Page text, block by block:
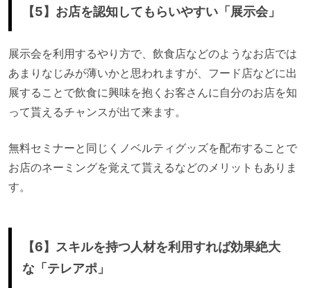
【5】お店を認知してもらいやすい「展示会」
展示会を利用するやり方で、飲食店などのようなお店では
あまりなじみが薄いかと思われますが、フード店などに出
展することで飲食に興味を抱くお客さんに自分のお店を知
って貰えるチャンスが出て来ます。
無料セミナーと同じくノベルティグッズを配布することで
お店のネーミングを覚えて貰えるなどのメリットもありま
す。
【6】スキルを持つ人材を利用すれば効果絶大
な「テレアポ」